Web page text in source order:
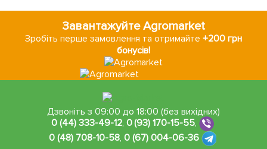
Завантажуйте Agromarket
Зробіть перше замовлення та отримайте+200 грн
бонусів!
Дзвоніть з 09:00 до 18:00 (без вихідних)
0 (44) 333-49-12, 0 (93) 170-15-55,
0 (48) 708-10-58, 0 (67) 004-06-36